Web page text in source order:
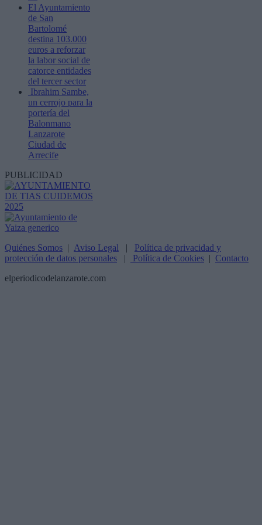
El Ayuntamiento
de San
Bartolomé
destina 103.000
euros a reforzar
la labor social de
catorce entidades
del tercer sector
Ibrahim Sambe,
un cerrojo para la
portería del
Balonmano
Lanzarote
Ciudad de
Arrecife
PUBLICIDAD
Quiénes Somos | Aviso Legal | Política de privacidad y
protección de datos personales | Política de Cookies | Contacto
elperiodicodelanzarote.com